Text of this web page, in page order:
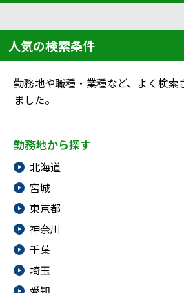
人気の検索条件
勤務地や職種・業種など、よく検索
ました。
勤務地から探す
北海道
宮城
東京都
神奈川
千葉
埼玉